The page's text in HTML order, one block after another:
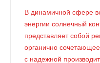
В динамичной сфере
энергии солнечный
представляет собой
органично
с надежной